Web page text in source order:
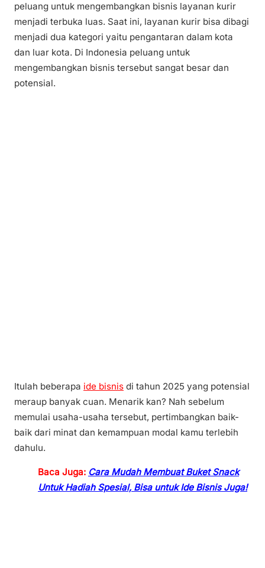
peluang untuk mengembangkan bisnis layanan kurir
menjadi terbuka luas. Saat ini, layanan kurir bisa dibagi
menjadi dua kategori yaitu pengantaran dalam kota
dan luar kota. Di Indonesia peluang untuk
mengembangkan bisnis tersebut sangat besar dan
potensial.
Itulah beberapa ide bisnis di tahun 2025 yang potensial
meraup banyak cuan. Menarik kan? Nah sebelum
memulai usaha-usaha tersebut, pertimbangkan baik-
baik dari minat dan kemampuan modal kamu terlebih
dahulu.
Baca Juga: Cara Mudah Membuat Buket Snack
Untuk Hadiah Spesial, Bisa untuk Ide Bisnis Juga!